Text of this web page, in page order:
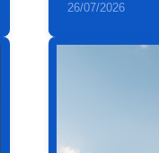
26/07/2026